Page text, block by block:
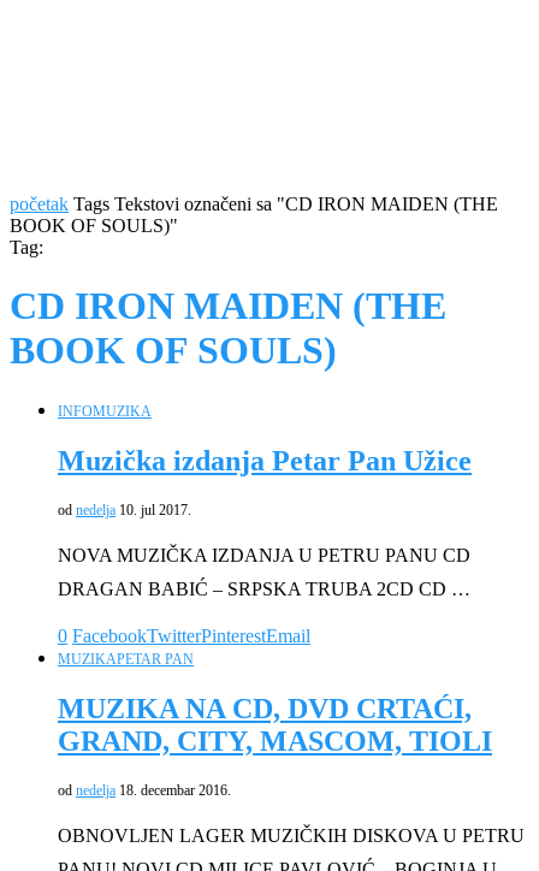
početak Tags Tekstovi označeni sa "CD IRON MAIDEN (THE
BOOK OF SOULS)"
Tag:
CD IRON MAIDEN (THE
BOOK OF SOULS)
INFOMUZIKA
Muzička izdanja Petar Pan Užice
od nedelja 10. jul 2017.
NOVA MUZIČKA IZDANJA U PETRU PANU CD
DRAGAN BABIĆ – SRPSKA TRUBA 2CD CD …
0 FacebookTwitterPinterestEmail
MUZIKAPETAR PAN
MUZIKA NA CD, DVD CRTAĆI,
GRAND, CITY, MASCOM, TIOLI
od nedelja 18. decembar 2016.
OBNOVLJEN LAGER MUZIČKIH DISKOVA U PETRU